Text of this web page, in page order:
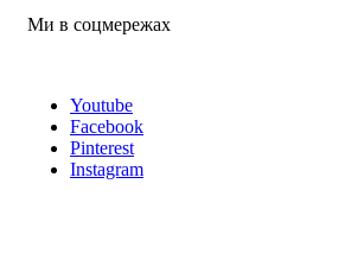
Ми в соцмережах
Youtube
Facebook
Pinterest
Instagram